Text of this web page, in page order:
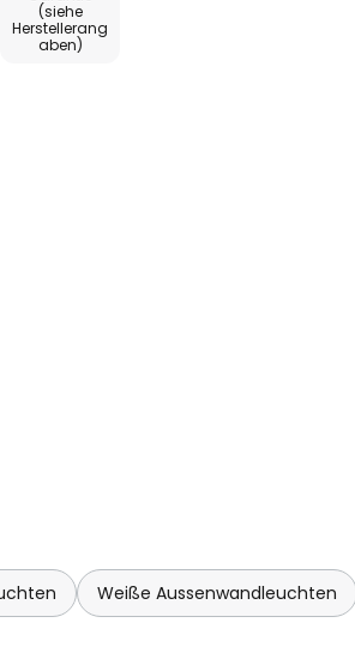
(siehe
Herstellerang
aben)
Weiße Aussenwandleuchten